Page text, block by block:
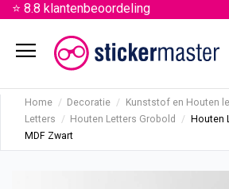
⭐ 8.8 klantenbeoordeling
menu
Home Decoratie Kunststof en Houten
Letters
Houten Letters Grobold
Houten
MDF Zwart